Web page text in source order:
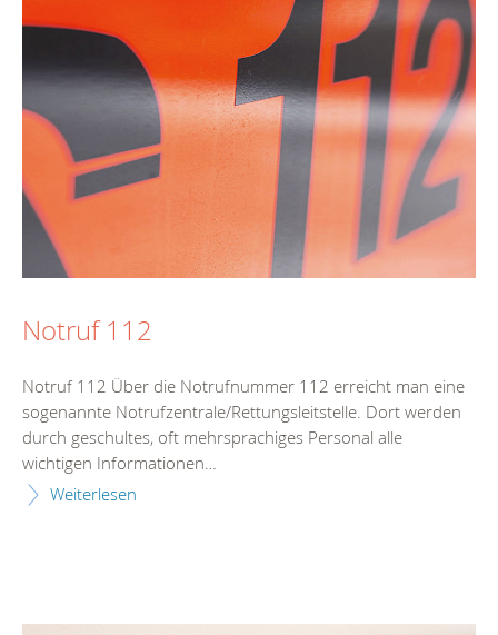
Notruf 112
Notruf 112 Über die Notrufnummer 112 erreicht man eine
sogenannte Notrufzentrale/Rettungsleitstelle. Dort werden
durch geschultes, oft mehrsprachiges Personal alle
wichtigen Informationen…
Weiterlesen